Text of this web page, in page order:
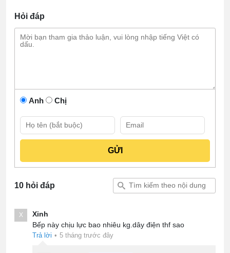
Hỏi đáp
Anh Chị
10 hỏi đáp
X
Xinh
Bếp này chịu lực bao nhiêu kg.dây điện thf sao
Trả lời • 5 tháng trước đây